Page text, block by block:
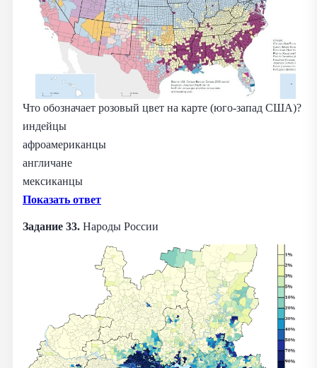
Что обозначает розовый цвет на карте (юго-запад США)?
индейцы
афроамериканцы
англичане
мексиканцы
Показать ответ
Задание 33. Народы России